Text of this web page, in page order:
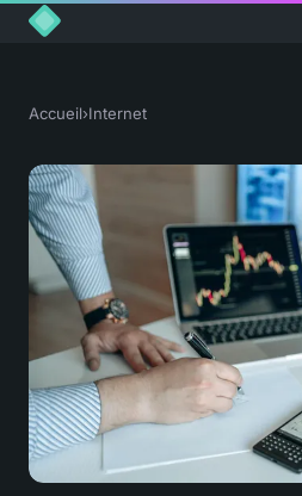
Accueil›Internet